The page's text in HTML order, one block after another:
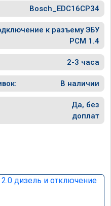
Bosch_EDC16CP34
к разъему ЭБУ
PCM 1.4
2-3 часа
В наличии
Да, без
доплат